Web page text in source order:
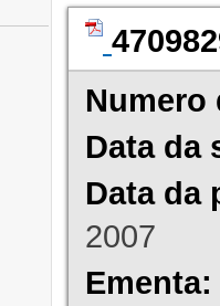
Numero
Data da
Data da
2007
Ementa: